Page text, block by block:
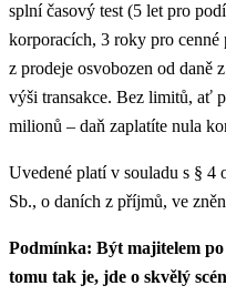
splní časový test (5 let pro
korporacích, 3 roky pro
z prodeje osvobozen od daně
výši transakce. Bez limitů, ať
milionů – daň zaplatíte nula
Uvedené platí v souladu s § 4
Sb., o daních z příjmů, ve
Podmínka: Být majitelem
tomu tak je, jde o skvělý